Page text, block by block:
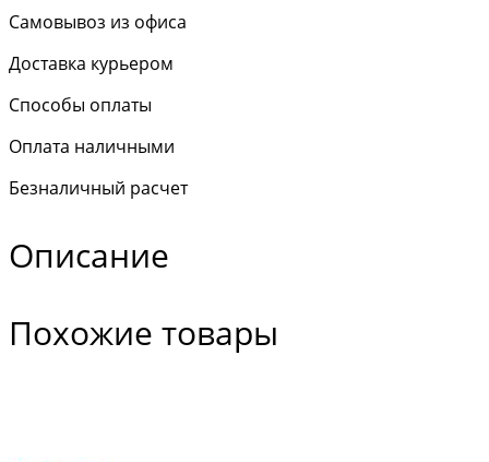
Самовывоз из офиса
Доставка курьером
Способы оплаты
Оплата наличными
Безналичный расчет
Описание
Похожие товары